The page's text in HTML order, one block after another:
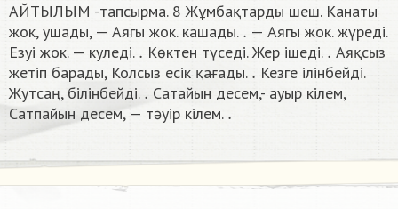
АЙТЫЛЫМ -тапсырма. 8 Жұмбақтарды шеш. Канаты
жок, ушады, — Аягы жок. кашады. . — Аягы жок. жүреді.
Езуi жок. — куледі.. Көктен түседі. Жер ішеді.. Аяқсыз
жетіп барады, Колсыз есік қағады.. Кезге iлiнбейді.
Жутсаң, білінбейді. . Сатайын десем,- ауыр кілем,
Сатпайын десем, — тәуiр кiлем..